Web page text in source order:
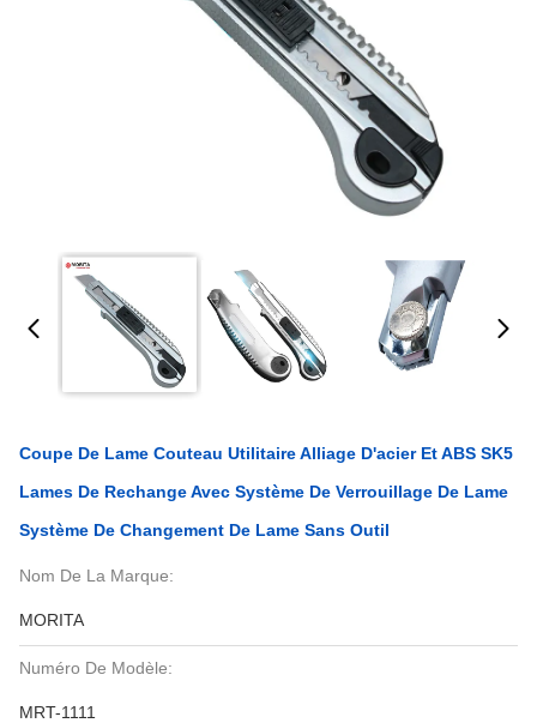
Coupe De Lame Couteau Utilitaire Alliage D'acier Et ABS SK5
Lames De Rechange Avec Système De Verrouillage De Lame
Système De Changement De Lame Sans Outil
Nom De La Marque:
MORITA
Numéro De Modèle:
MRT-1111